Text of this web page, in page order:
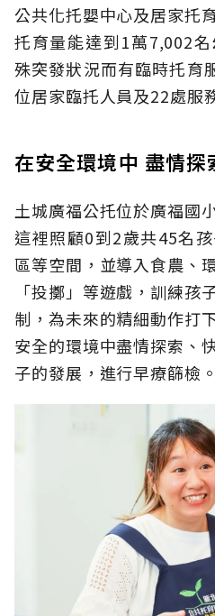
公共化托嬰中心及居家托
托育量能達到1萬7,002
殊突發狀況而有臨時托育
位居家臨托人員及22處服
在安全環境中 盡情探
土城廣福公托位於廣福國
這裡照顧0到2歲共45名
區等空間，並導入食農、
「投擲」等遊戲，訓練孩
制，為未來的精細動作打
安全的環境中盡情探索、
子的發展，進行早療篩檢。